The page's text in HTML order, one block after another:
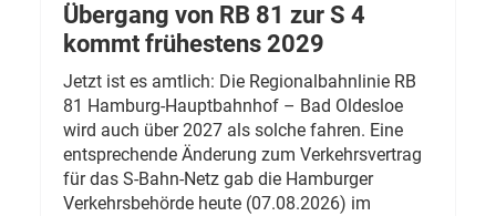
Übergang von RB 81 zur S 4
kommt frühestens 2029
Jetzt ist es amtlich: Die Regionalbahnlinie RB
81 Hamburg-Hauptbahnhof – Bad Oldesloe
wird auch über 2027 als solche fahren. Eine
entsprechende Änderung zum Verkehrsvertrag
für das S-Bahn-Netz gab die Hamburger
Verkehrsbehörde heute (07.08.2026) im